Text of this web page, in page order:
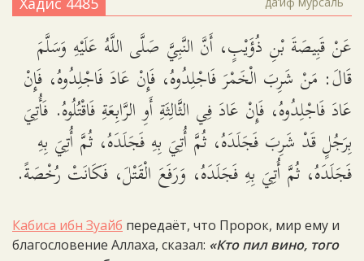
عَنْ قَبِيصَةَ بْنِ ذُؤَيْبٍ، أَنَّ النَّبِيَّ صَلَّى اللَّهُ عَلَيْهِ وَسَلَّمَ
قَالَ: مَنْ شَرِبَ الْخَمْرَ فَاجْلِدُوهُ، فَإِنْ عَادَ فَاجْلِدُوهُ، فَإِنْ
عَادَ فَاجْلِدُوهُ، فَإِنْ عَادَ فِي الثَّالِثَةِ أَوِ الرَّابِعَةِ فَاقْتُلُوهُ. فَأُتِيَ
بِرَجُلٍ قَدْ شَرِبَ فَجَلَدَهُ، ثُمَّ أُتِيَ بِهِ فَجَلَدَهُ، ثُمَّ أُتِيَ بِهِ
فَجَلَدَهُ، ثُمَّ أُتِيَ بِهِ فَجَلَدَهُ، وَرَفَعَ الْقَتْلَ، فَكَانَتْ رُخْصَةً.
Кабиса ибн Зуайб передаёт, что Пророк, мир ему и
благословение Аллаха, сказал: «Кто пил вино, того